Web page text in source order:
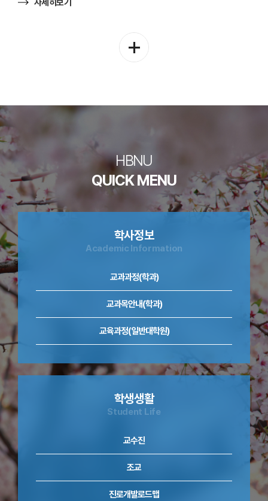
예정입니다. 일본어과 학생들과의 교류 시간을 마련하고자 합니다.
일본어과 소개 및 강의실에서 자유로운 주제로 교류 활동할
예정입니다. 7. 혜택사항: 비교과 유닛 부여(학과행사: 1Unit 예정) ※
자세히보기
학
과
HBNU
QUICK MENU
학사정보
Academic Information
교과과정(학과)
교과목안내(학과)
교육과정(일반대학원)
학생생활
Student Life
교수진
조교
진로개발로드맵